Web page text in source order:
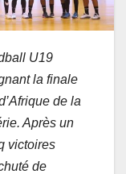
U19
la finale
de la
Après un
victoires
de